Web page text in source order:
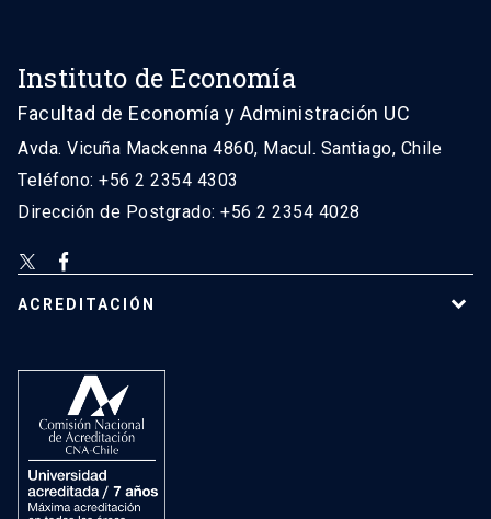
Instituto de Economía
Facultad de Economía y Administración UC
Avda. Vicuña Mackenna 4860, Macul. Santiago, Chile
Teléfono: +56 2 2354 4303
Dirección de Postgrado: +56 2 2354 4028
ACREDITACIÓN